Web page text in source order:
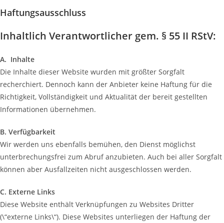
Haftungsausschluss
Inhaltlich Verantwortlicher gem. § 55 II RStV:
A. Inhalte
Die Inhalte dieser Website wurden mit größter Sorgfalt
recherchiert. Dennoch kann der Anbieter keine Haftung für die
Richtigkeit, Vollständigkeit und Aktualität der bereit gestellten
Informationen übernehmen.
B. Verfügbarkeit
Wir werden uns ebenfalls bemühen, den Dienst möglichst
unterbrechungsfrei zum Abruf anzubieten. Auch bei aller Sorgfalt
können aber Ausfallzeiten nicht ausgeschlossen werden.
C. Externe Links
Diese Website enthält Verknüpfungen zu Websites Dritter
(\“externe Links\“). Diese Websites unterliegen der Haftung der